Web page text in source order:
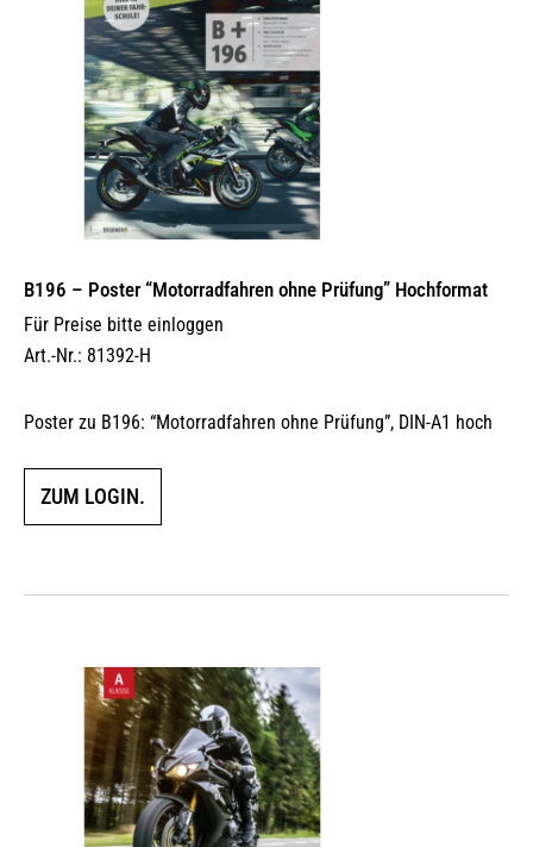
B196 – Poster “Motorradfahren ohne Prüfung” Hochformat
Für Preise bitte einloggen
Art.-Nr.: 81392-H
Poster zu B196: “Motorradfahren ohne Prüfung”, DIN-A1 hoch
ZUM LOGIN.